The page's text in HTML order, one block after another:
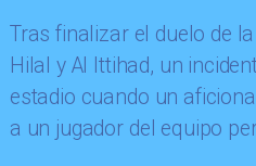
​Tras finalizar el duelo de
Hilal y Al Ittihad, un
estadio cuando un
a un jugador del equipo